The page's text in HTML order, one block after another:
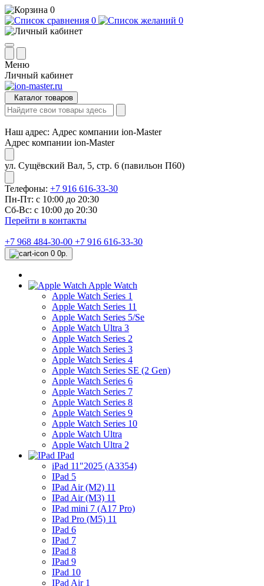
0
0
0
Меню
Личный кабинет
Каталог товаров
Наш адрес: Адрес компании ion-Master
Адрес компании ion-Master
ул. Сущёвский Вал, 5, стр. 6 (павильон П60)
Телефоны: +7 916 616-33-30
Пн-Пт: с 10:00 до 20:30
Сб-Вс: с 10:00 до 20:30
Перейти в контакты
+7 968 484-30-00 +7 916 616-33-30
0 0р.
Apple Watch
Apple Watch Series 1
Apple Watch Series 11
Apple Watch Series 5/Se
Apple Watch Ultra 3
Apple Watch Series 2
Apple Watch Series 3
Apple Watch Series 4
Apple Watch Series SE (2 Gen)
Apple Watch Series 6
Apple Watch Series 7
Apple Watch Series 8
Apple Watch Series 9
Apple Watch Series 10
Apple Watch Ultra
Apple Watch Ultra 2
IPad
iPad 11"2025 (A3354)
IPad 5
IPad Air (M2) 11
IPad Air (M3) 11
IPad mini 7 (A17 Pro)
IPad Pro (M5) 11
IPad 6
IPad 7
IPad 8
IPad 9
IPad 10
IPad Air 1